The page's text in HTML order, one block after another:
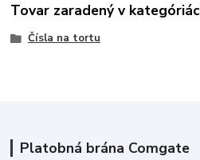
Tovar zaradený v
Čísla na tortu
Platobná brána Comgate